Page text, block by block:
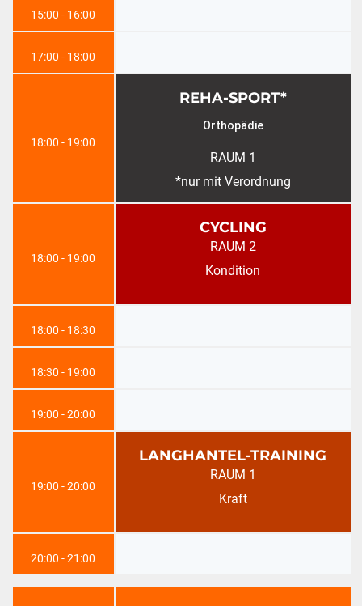
15:00 - 16:00
17:00 - 18:00
18:00 - 19:00
18:00 - 19:00
18:00 - 18:30
18:30 - 19:00
19:00 - 20:00
19:00 - 20:00
20:00 - 21:00
REHA-SPORT*
Orthopädie
RAUM 1
*nur mit Verordnung
CYCLING
RAUM 2
Kondition
LANGHANTEL-TRAINING
RAUM 1
Kraft